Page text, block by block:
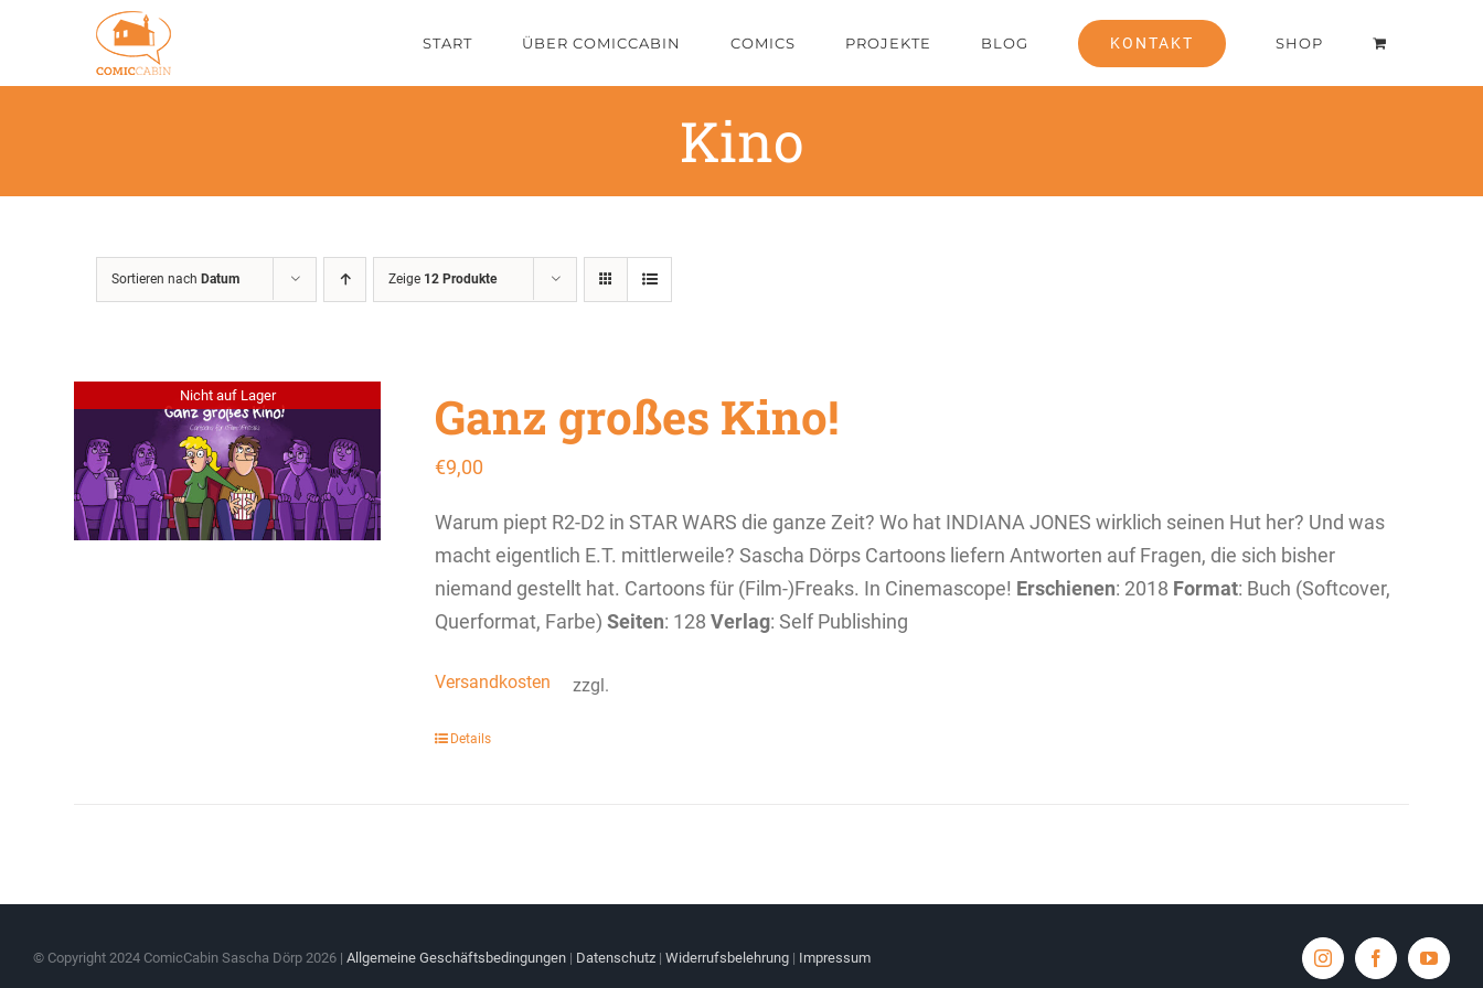
springen
START ÜBER COMICCABIN COMICS PROJEKTE BLOG KONTAKT SHOP
Kino
Sortieren nach Datum Zeige 12 Produkte
Nicht auf Lager Ganz großes Kino!
€9,00
Warum piept R2-D2 in STAR WARS die ganze Zeit? Wo hat INDIANA JONES wirklich seinen Hut her? Und was
macht eigentlich E.T. mittlerweile? Sascha Dörps Cartoons liefern Antworten auf Fragen, die sich bisher
niemand gestellt hat. Cartoons für (Film-)Freaks. In Cinemascope! Erschienen: 2018 Format: Buch (Softcover,
Querformat, Farbe) Seiten: 128 Verlag: Self Publishing
zzgl.
Versandkosten
Details
© Copyright 2024 ComicCabin Sascha Dörp 2026 | Allgemeine Geschäftsbedingungen | Datenschutz | Widerrufsbelehrung | Impressum InstagramFacebook